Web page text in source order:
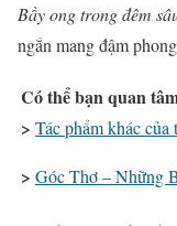
Bầy ong trong đêm
ngắn mang đậm
Có thể bạn quan
> Tác phẩm khác
> Góc Thơ – Những